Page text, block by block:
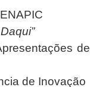
de
de Inovação